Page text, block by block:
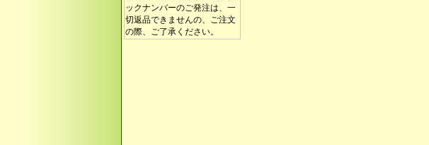
ックナンバーのご発注は、一
切返品できませんの、ご注文
の際、ご了承ください。